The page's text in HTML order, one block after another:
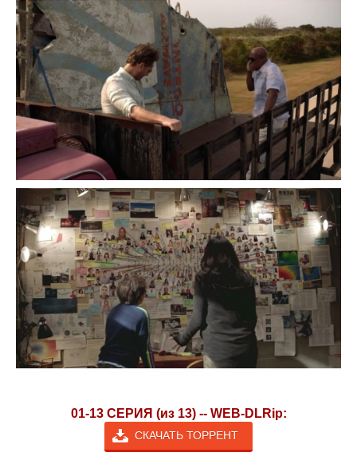
01-13 СЕРИЯ (из 13) -- WEB-DLRip:
СКАЧАТЬ ТОРРЕНТ